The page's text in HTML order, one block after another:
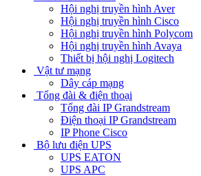
Hội nghị truyền hình Aver
Hội nghị truyền hình Cisco
Hội nghị truyền hình Polycom
Hội nghị truyền hình Avaya
Thiết bị hội nghị Logitech
Vật tư mạng
Dây cáp mạng
Tổng đài & điện thoại
Tổng đài IP Grandstream
Điện thoại IP Grandstream
IP Phone Cisco
Bộ lưu điện UPS
UPS EATON
UPS APC